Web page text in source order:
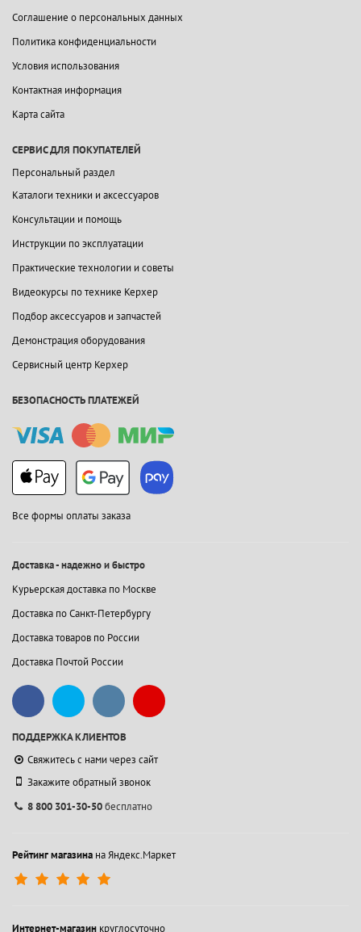
Соглашение о персональных данных
Политика конфиденциальности
Условия использования
Контактная информация
Карта сайта
СЕРВИС ДЛЯ ПОКУПАТЕЛЕЙ
Персональный раздел
Каталоги техники и аксессуаров
Консультации и помощь
Инструкции по эксплуатации
Практические технологии и советы
Видеокурсы по технике Керхер
Подбор аксессуаров и запчастей
Демонстрация оборудования
Сервисный центр Керхер
БЕЗОПАСНОСТЬ ПЛАТЕЖЕЙ
Все формы оплаты заказа
Доставка - надежно и быстро
Курьерская доставка по Москве
Доставка по Санкт-Петербургу
Доставка товаров по России
Доставка Почтой России
ПОДДЕРЖКА КЛИЕНТОВ
Свяжитесь с нами через сайт
Закажите обратный звонок
8 800 301-30-50бесплатно
Рейтинг магазина на Яндекс.Маркет
Интернет-магазин круглосуточно